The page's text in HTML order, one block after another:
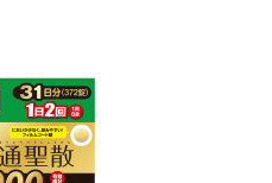
洗顔
使用用途から探す